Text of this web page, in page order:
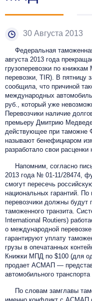
30 Августа 2013
Федеральная
августа 2013 года
грузоперевозки по
перевозки, TIR). В пятницу
сообщила, что причиной
международных
руб., который уже
Перевозчики наличие
премьеру Дмитрию
действующее при таможне
называют бенефициаром
разработало свои расценки
Напомним, согласно
2013 года № 01-11/28474,
смогут пересечь
национальных гарантий.
перевозчики должны будут
таможенного транзита.
International Routiers)
о международной
гарантируют уплату
грузы в опечатанных
Книжки МПД по $100 (для
продает АСМАП —
автомобильного
По словам замглавы